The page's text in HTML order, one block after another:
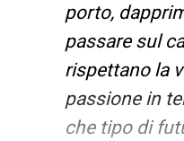
porto,
passare sul
rispettano la
passione in
che tipo di